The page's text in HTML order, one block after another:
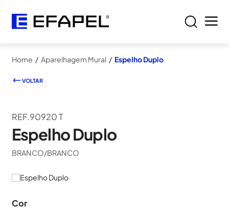
Home / Aparelhagem Mural / Espelho Duplo
VOLTAR
REF.90920 T
Espelho Duplo
BRANCO/BRANCO
Cor